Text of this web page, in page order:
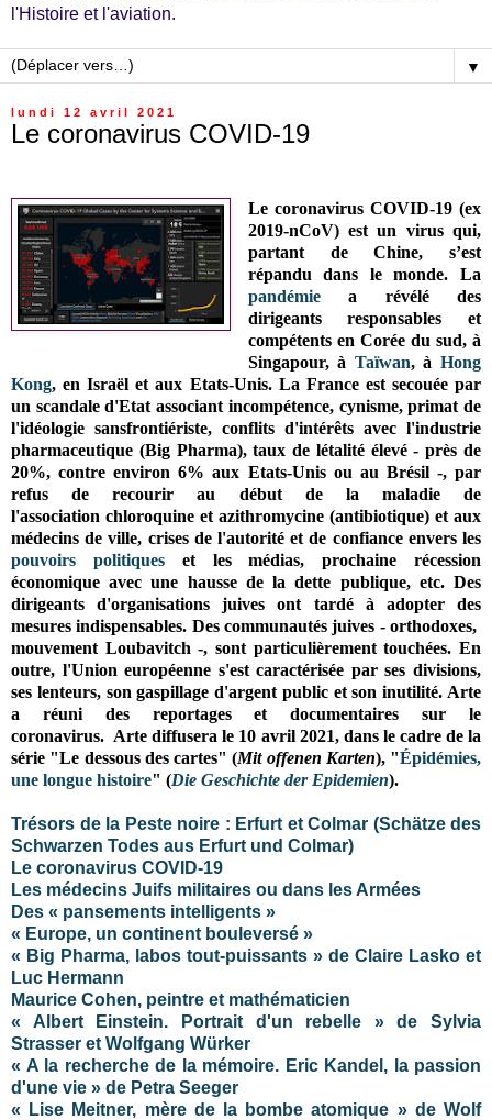
l'Histoire et l'aviation.
▼
lundi 12 avril 2021
Le coronavirus COVID-19
Le coronavirus COVID-19 (ex
2019-nCoV) est un virus qui,
partant de Chine, s’est
répandu dans le monde. La
pandémiea révélé des
dirigeants responsables et
compétents en Corée du sud, à
Singapour, à Taïwan, àHong
Kong, en Israël et aux Etats-Unis. La France est secouée par
un scandale d'Etat associant incompétence, cynisme, primat de
l'idéologie sansfrontiériste, conflits d'intérêts avec l'industrie
pharmaceutique (Big Pharma), taux de létalité élevé - près de
20%, contre environ 6% aux Etats-Unis ou au Brésil -, par
refus de recourir au début de la maladie de
l'association chloroquine et azithromycine (antibiotique) et aux
médecins de ville, crises de l'autorité et de confiance envers les
pouvoirs politiqueset les médias, prochaine récession
économique avec une hausse de la dette publique, etc. Des
dirigeants d'organisations juives ont tardé à adopter des
mesures indispensables. Des communautés juives - orthodoxes,
mouvement Loubavitch -, sont particulièrement touchées. En
outre, l'Union européenne s'est caractérisée par ses divisions,
ses lenteurs, son gaspillage d'argent public et son inutilité. Arte
a réuni des reportages et documentaires sur le
coronavirus. Arte diffusera le 10 avril 2021, dans le cadre de la
série "Le dessous des cartes" (Mit offenen Karten), "Épidémies,
une longue histoire" (Die Geschichte der Epidemien).
Trésors de la Peste noire : Erfurt et Colmar (Schätze des
Schwarzen Todes aus Erfurt und Colmar)
Le coronavirus COVID-19
Les médecins Juifs militaires ou dans les Armées
Des « pansements intelligents »
« Europe, un continent bouleversé »
« Big Pharma, labos tout-puissants » de Claire Lasko et
Luc Hermann
Maurice Cohen, peintre et mathématicien
« Albert Einstein. Portrait d'un rebelle » de Sylvia
Strasser et Wolfgang Würker
« A la recherche de la mémoire. Eric Kandel, la passion
d'une vie » de Petra Seeger
« Lise Meitner, mère de la bombe atomique » de Wolf